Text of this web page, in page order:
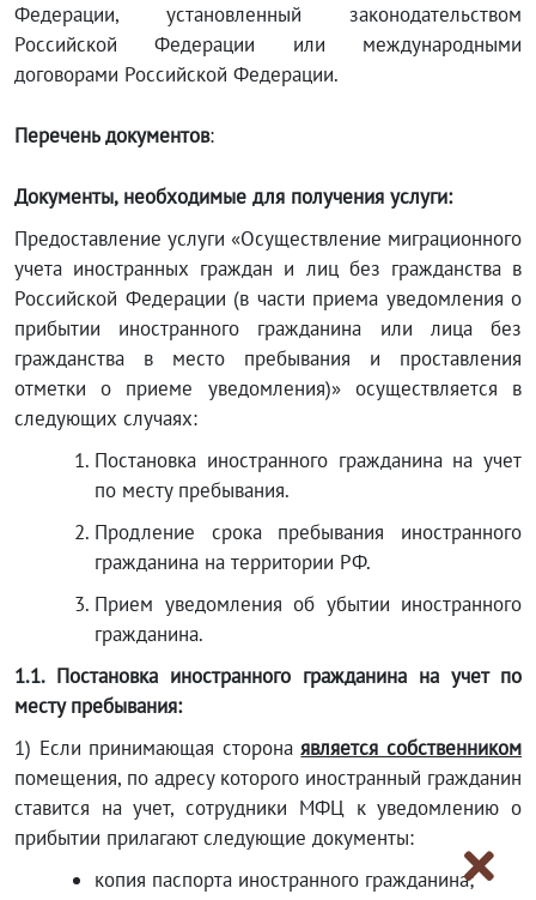
Федерации, установленный законодательством
Российской Федерации или международными
договорами Российской Федерации.
Перечень документов:
Документы, необходимые для получения услуги:
Предоставление услуги «Осуществление миграционного
учета иностранных граждан и лиц без гражданства в
Российской Федерации (в части приема уведомления о
прибытии иностранного гражданина или лица без
гражданства в место пребывания и проставления
отметки о приеме уведомления)» осуществляется в
следующих случаях:
Постановка иностранного гражданина на учет
по месту пребывания.
Продление срока пребывания иностранного
гражданина на территории РФ.
Прием уведомления об убытии иностранного
гражданина.
1.1. Постановка иностранного гражданина на учет по
месту пребывания:
1) Если принимающая сторонаявляется собственником
помещения, по адресу которого иностранный гражданин
ставится на учет, сотрудники МФЦ к уведомлению о
прибытии прилагают следующие документы:
копия паспорта иностранного гражданина;